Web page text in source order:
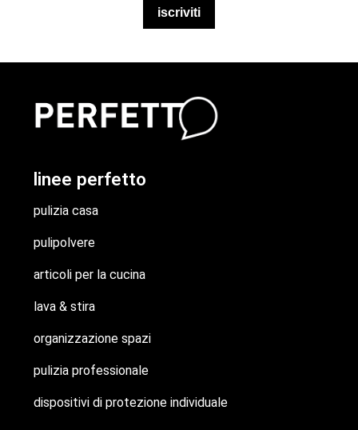
iscriviti
linee perfetto
pulizia casa
pulipolvere
articoli per la cucina
lava & stira
organizzazione spazi
pulizia professionale
dispositivi di protezione individuale